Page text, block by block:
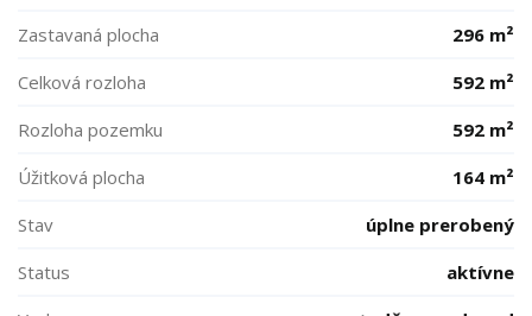
Zastavaná plocha
296 m²
Celková rozloha
592 m²
Rozloha pozemku
592 m²
Úžitková plocha
164 m²
Stav
úplne prerobený
Status
aktívne